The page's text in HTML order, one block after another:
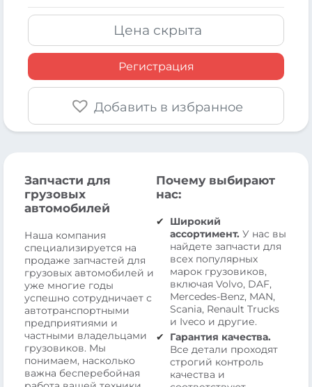
Цена скрыта
Регистрация
Добавить в избранное
Запчасти для
грузовых
автомобилей
Наша компания
специализируется на
продаже запчастей для
грузовых автомобилей и
уже многие годы
успешно сотрудничает с
автотранспортными
предприятиями и
частными владельцами
грузовиков. Мы
понимаем, насколько
важна бесперебойная
Почему выбирают
нас:
Широкий
ассортимент. У нас вы
найдете запчасти для
всех популярных
марок грузовиков,
включая Volvo, DAF,
Mercedes-Benz, MAN,
Scania, Renault Trucks
и Iveco и другие.
Гарантия качества.
Все детали проходят
строгий контроль
качества и